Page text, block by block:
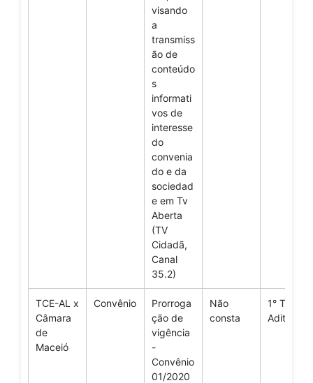
visando
a
transmiss
ão de
conteúdo
s
informati
vos de
interesse
do
convenia
do e da
sociedad
e em Tv
Aberta
(TV
Cidadã,
Canal
35.2)
TCE-AL x
Câmara
de
Maceió
Convênio
Prorroga
ção de
vigência
-
Convênio
01/2020
Não
consta
1° Termo
Aditivo